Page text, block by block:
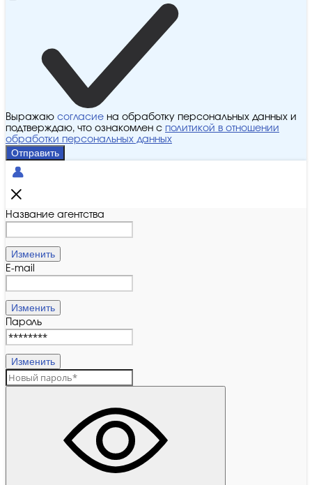
Выражаю согласие на обработку персональных данных и
подтверждаю, что ознакомлен с политикой в отношении
обработки персональных данных
Отправить
Название агентства
Изменить
E-mail
Изменить
Пароль
Изменить